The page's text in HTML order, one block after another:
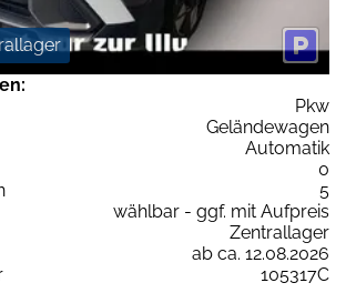
Pkw
Geländewagen
Automatik
0
5
wählbar - ggf. mit Aufpreis
Zentrallager
ab ca. 12.08.2026
105317C